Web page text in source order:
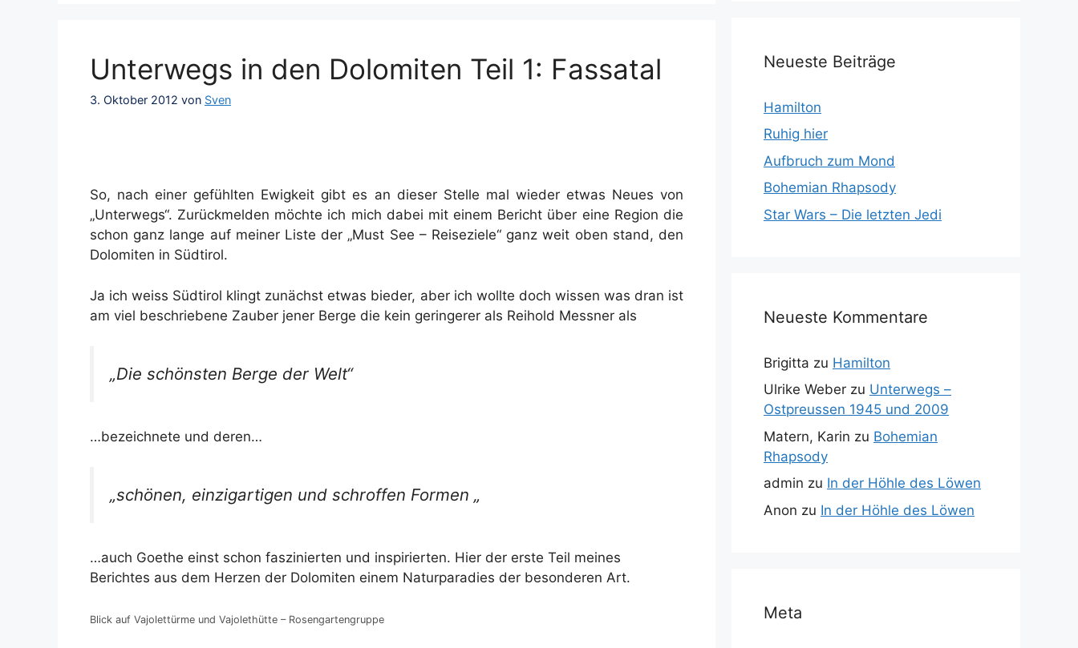
Unterwegs in den Dolomiten Teil 1: Fassatal
3. Oktober 2012 von Sven
So, nach einer gefühlten Ewigkeit gibt es an dieser Stelle mal wieder etwas Neues von
„Unterwegs“. Zurückmelden möchte ich mich dabei mit einem Bericht über eine Region die
schon ganz lange auf meiner Liste der „Must See – Reiseziele“ ganz weit oben stand, den
Dolomiten in Südtirol.
Ja ich weiss Südtirol klingt zunächst etwas bieder, aber ich wollte doch wissen was dran ist
am viel beschriebene Zauber jener Berge die kein geringerer als Reihold Messner als
„Die schönsten Berge der Welt“
…bezeichnete und deren…
„schönen, einzigartigen und schroffen Formen „
…auch Goethe einst schon faszinierten und inspirierten. Hier der erste Teil meines
Berichtes aus dem Herzen der Dolomiten einem Naturparadies der besonderen Art.
Blick auf Vajolettürme und Vajolethütte – Rosengartengruppe
Neueste Beiträge
Hamilton
Ruhig hier
Aufbruch zum Mond
Bohemian Rhapsody
Star Wars – Die letzten Jedi
Neueste Kommentare
Brigitta zu Hamilton
Ulrike Weber zu Unterwegs –
Ostpreussen 1945 und 2009
Matern, Karin zu Bohemian
Rhapsody
admin zu In der Höhle des Löwen
Anon zu In der Höhle des Löwen
Meta